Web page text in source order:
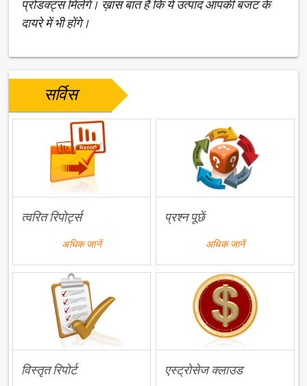
प्रोडक्ट्स मिलेंगे। ख़ास बात है कि ये उत्पाद आपकी बजट के
दायरे में भी होंगे।
सर्विस
त्वरित रिपोर्ट्स
अधिक जानें
प्रश्न पूछें
अधिक जानें
विस्तृत रिपोर्ट एस्ट्रोसेज क्लाउड